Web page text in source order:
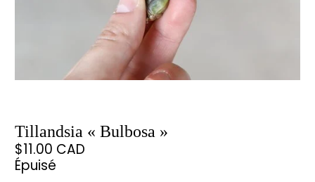
Tillandsia « Bulbosa »
$11.00 CAD
Épuisé